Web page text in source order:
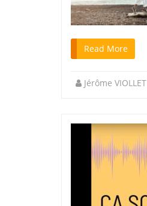
Read More
Jérôme VIOLLET